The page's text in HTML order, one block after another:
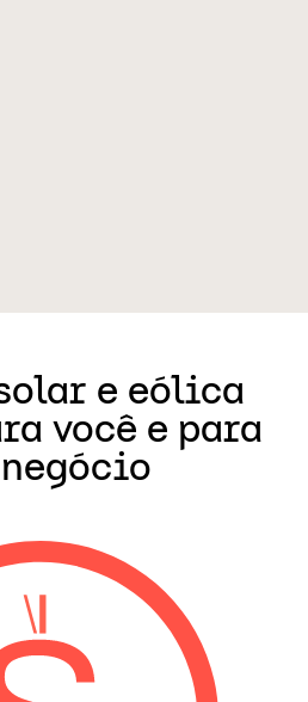
e eólica
você e para